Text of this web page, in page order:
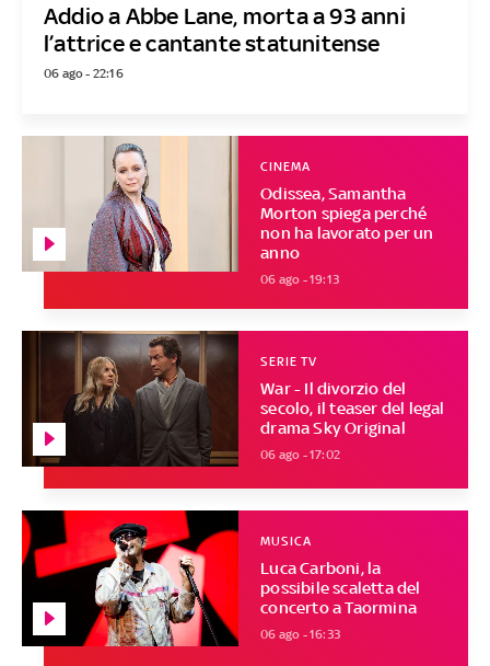
Addio a Abbe Lane, morta a 93 anni
l’attrice e cantante statunitense
06 ago - 22:16
Odissea, Samantha
Morton spiega perché
non ha lavorato per un
anno
CINEMA
06 ago - 19:13
War - Il divorzio del
secolo, il teaser del legal
drama Sky Original
SERIE TV
06 ago - 17:02
Luca Carboni, la
possibile scaletta del
concerto a Taormina
MUSICA
06 ago - 16:33